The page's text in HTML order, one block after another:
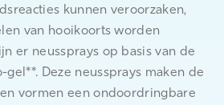
kunnen veroorzaken,
van hooikoorts worden
er neussprays op basis van de
Deze neussprays maken de
vormen een ondoordringbare